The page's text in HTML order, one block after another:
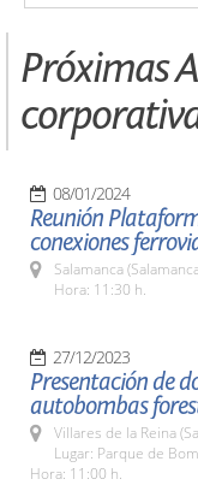
Próximas
08/01/2024
Reunión
conexiones
Salamanca
Hora: 11:30 h.
27/12/2023
Presentación de
autobombas
Villares de la Reina
Lugar: Parque de
Hora: 11:00 h.